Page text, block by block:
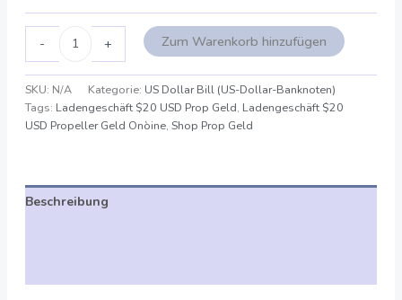
- + Zum Warenkorb hinzufügen
SKU: N/A Kategorie: US Dollar Bill (US-Dollar-Banknoten)
Tags: Ladengeschäft $20 USD Prop Geld, Ladengeschäft $20
USD Propeller Geld Onòine, Shop Prop Geld
Beschreibung